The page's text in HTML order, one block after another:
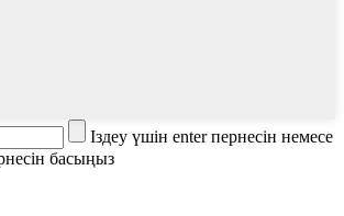
Іздеу үшін enter пернесін немесе
басыңыз